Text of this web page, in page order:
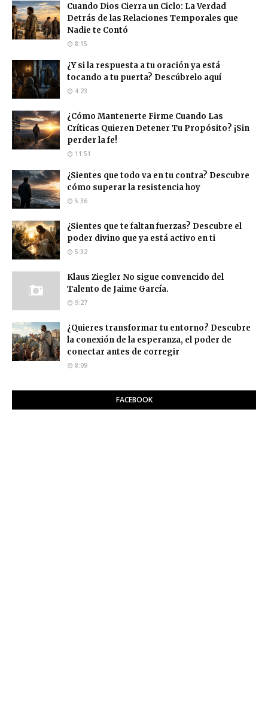
Cuando Dios Cierra un Ciclo: La Verdad
Detrás de las Relaciones Temporales que
Nadie te Contó
8:15
¿Y si la respuesta a tu oración ya está
tocando a tu puerta? Descúbrelo aquí
4:23
¿Cómo Mantenerte Firme Cuando Las
Críticas Quieren Detener Tu Propósito? ¡Sin
perder la fe!
11:51
¿Sientes que todo va en tu contra? Descubre
cómo superar la resistencia hoy
5:36
¿Sientes que te faltan fuerzas? Descubre el
poder divino que ya está activo en ti
5:32
Klaus Ziegler No sigue convencido del
Talento de Jaime García.
9:27
¿Quieres transformar tu entorno? Descubre
la conexión de la esperanza, el poder de
conectar antes de corregir
8:09
FACEBOOK